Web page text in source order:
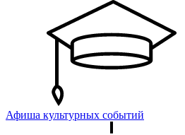
Афиша культурных событий